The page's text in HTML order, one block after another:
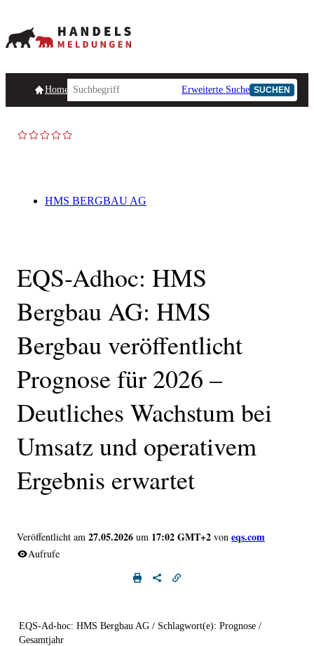
HomepageHandelsmeldungen Ad-Hoc-Meldungen
Erweiterte Suche SUCHEN
HMS BERGBAU AG
EQS-Adhoc: HMS
Bergbau AG: HMS
Bergbau veröffentlicht
Prognose für 2026 –
Deutliches Wachstum bei
Umsatz und operativem
Ergebnis erwartet
Veröffentlicht am 27.05.2026 um 17:02 GMT+2 von eqs.com
Aufrufe
EQS-Ad-hoc: HMS Bergbau AG / Schlagwort(e): Prognose /
Gesamtjahr